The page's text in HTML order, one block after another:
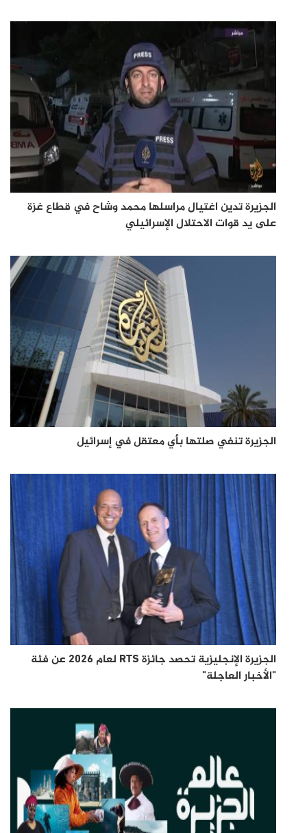
الجزيرة تدين اغتيال مراسلها محمد وشاح في قطاع غزة
على يد قوات الاحتلال الإسرائيلي
الجزيرة تنفي صلتها بأي معتقل في إسرائيل
الجزيرة الإنجليزية تحصد جائزة RTS لعام 2026 عن فئة
"الأخبار العاجلة"